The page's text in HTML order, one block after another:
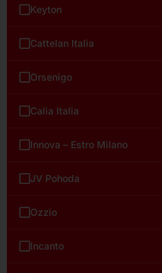
Keyton
Cattelan Italia
Orsenigo
Calia Italia
Innova – Estro Milano
JV Pohoda
Ozzio
Incanto